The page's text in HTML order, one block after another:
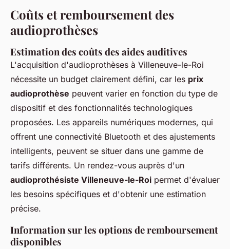
Coûts et remboursement des
audioprothèses
Estimation des coûts des aides auditives
L'acquisition d'audioprothèses à Villeneuve-le-Roi
nécessite un budget clairement défini, car les prix
audioprothèse peuvent varier en fonction du type de
dispositif et des fonctionnalités technologiques
proposées. Les appareils numériques modernes, qui
offrent une connectivité Bluetooth et des ajustements
intelligents, peuvent se situer dans une gamme de
tarifs différents. Un rendez-vous auprès d'un
audioprothésiste Villeneuve-le-Roi permet d'évaluer
les besoins spécifiques et d'obtenir une estimation
précise.
Information sur les options de remboursement
disponibles